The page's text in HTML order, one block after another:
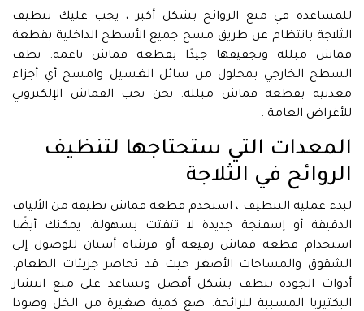
للمساعدة في منع الروائح بشكل أكبر ، يجب عليك تنظيف
الثلاجة بانتظام عن طريق مسح جميع الأسطح الداخلية بقطعة
قماش مبللة وتجفيفها جيدًا بقطعة قماش ناعمة. نظف
السطح الخارجي بمحلول من سائل الغسيل وامسح أي أجزاء
معدنية بقطعة قماش مبللة. نحن نحب القماش الإلكتروني
للأغراض العامة .
المعدات التي ستحتاجها لتنظيف
الروائح في الثلاجة
لبدء عملية التنظيف ، استخدم قطعة قماش نظيفة من الألياف
الدقيقة أو إسفنجة جديدة لا تتفتت بسهولة. يمكنك أيضًا
استخدام قطعة قماش رفيعة أو فرشاة أسنان للوصول إلى
الشقوق والمساحات الأصغر حيث قد تحاصر جزيئات الطعام.
أدوات الجودة تنظف بشكل أفضل وتساعد على منع انتشار
البكتيريا المسببة للرائحة. ضع كمية صغيرة من الخل وصودا